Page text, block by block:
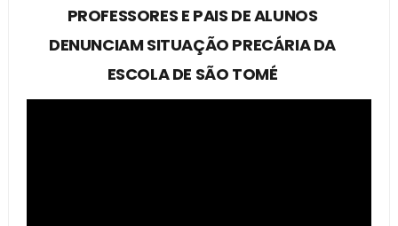
PROFESSORES E PAIS DE ALUNOS
DENUNCIAM SITUAÇÃO PRECÁRIA DA
ESCOLA DE SÃO TOMÉ